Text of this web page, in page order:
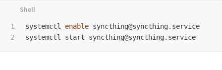
1
systemctl enable syncthing@syncthing.service